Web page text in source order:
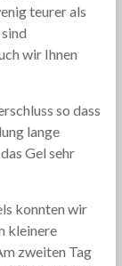
teurer als
wir Ihnen
so dass
lange
Gel sehr
konnten wir
kleinere
zweiten Tag